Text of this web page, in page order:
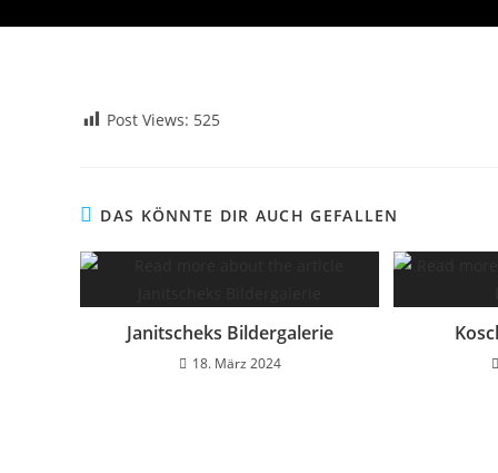
Post Views: 525
DAS KÖNNTE DIR AUCH GEFALLEN
Janitscheks Bildergalerie
18. März 2024